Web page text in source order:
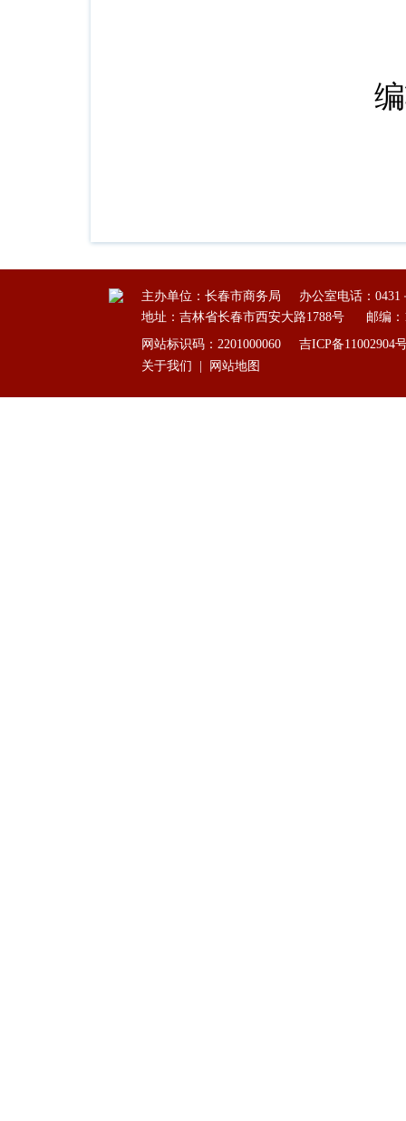
主办单位：长春市商务局
办公室电话：0431
地址：吉林省长春市西安大路1788号
邮编：
网站标识码：2201000060
吉ICP备11002904
关于我们
网站地图